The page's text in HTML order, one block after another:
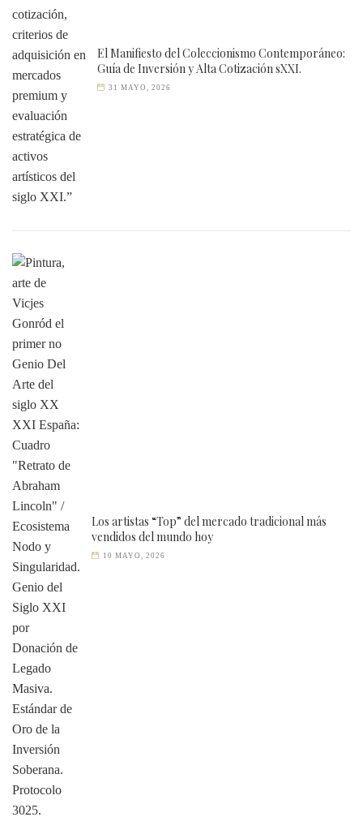
El Manifiesto del Coleccionismo Contemporáneo:
Guía de Inversión y Alta Cotización sXXI.
31 MAYO, 2026
Los artistas “Top” del mercado tradicional más
vendidos del mundo hoy
10 MAYO, 2026